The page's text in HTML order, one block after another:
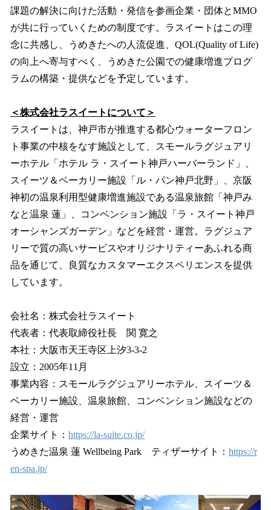
課題の解決に向けた活動・発信を参画企業・団体とMMO
が共に行っていくための制度です。ラスイートはこの理
念に共感し、うめきたへの人流促進、QOL(Quality of Life)
の向上へ寄与すべく、うめきた公園での健康増進プログ
ラムの構築・提供などを予定しています。
＜株式会社ラスイートについて＞
ラスイートは、神戸市が推進する都心ウォーターフロン
ト事業の中核をなす施設として、スモールラグジュアリ
ーホテル「ホテル ラ・スイート神戸ハーバーランド」、
スイーツ＆ベーカリー施設「ル・パン神戸北野」、京阪
神初の温泉利用型健康増進施設である温泉旅館「神戸み
なと温泉 蓮」、コンベンション施設「ラ・スイート神戸
オーシャンズガーデン」などを経営・運営。ラグジュア
リーで質の高いサービスやオリジナリティーあふれる商
品を通じて、良質なカスタマーエクスペリエンスを提供
しています。
会社名：株式会社ラスイート
代表者：代表取締役社長 関 寛之
本社：大阪市天王寺区上汐3-3-2
設立：2005年11月
事業内容：スモールラグジュアリーホテル、スイーツ＆
ベーカリー施設、温泉旅館、コンベンション施設などの
経営・運営
企業サイト： https://la-suite.co.jp/
うめきた温泉 蓮 Wellbeing Park ティザーサイト： https://r
en-spa.jp/